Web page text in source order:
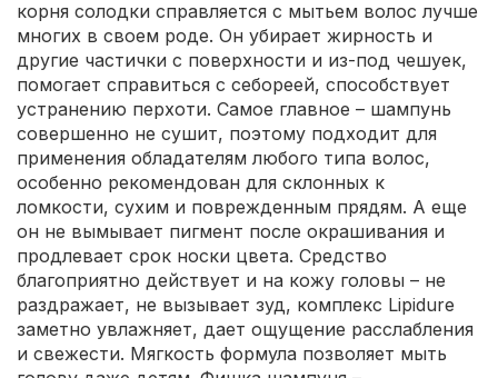
корня солодки справляется с мытьем волос лучше
многих в своем роде. Он убирает жирность и
другие частички с поверхности и из-под чешуек,
помогает справиться с себореей, способствует
устранению перхоти. Самое главное – шампунь
совершенно не сушит, поэтому подходит для
применения обладателям любого типа волос,
особенно рекомендован для склонных к
ломкости, сухим и поврежденным прядям. А еще
он не вымывает пигмент после окрашивания и
продлевает срок носки цвета. Средство
благоприятно действует и на кожу головы – не
раздражает, не вызывает зуд, комплекс Lipidure
заметно увлажняет, дает ощущение расслабления
и свежести. Мягкость формула позволяет мыть